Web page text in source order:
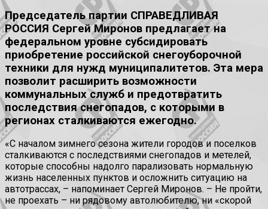
Председатель партии СПРАВЕДЛИВАЯ
РОССИЯ Сергей Миронов предлагает на
федеральном уровне субсидировать
приобретение российской снегоуборочной
техники для нужд муниципалитетов. Эта мера
позволит расширить возможности
коммунальных служб и предотвратить
последствия снегопадов, с которыми в
регионах сталкиваются ежегодно.
«С началом зимнего сезона жители городов и поселков
сталкиваются с последствиями снегопадов и метелей,
которые способны надолго парализовать нормальную
жизнь населенных пунктов и осложнить ситуацию на
автотрассах, – напоминает Сергей Миронов. – Не пройти,
не проехать – ни рядовому автолюбителю, ни «скорой